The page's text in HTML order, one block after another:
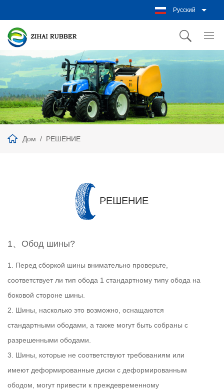
Русский
Дом РЕШЕНИЕ
РЕШЕНИЕ
1、Обод шины?
1. Перед сборкой шины внимательно проверьте,
соответствует ли тип обода 1 стандартному типу обода на
боковой стороне шины.
2. Шины, насколько это возможно, оснащаются
стандартными ободами, а также могут быть собраны с
разрешенными ободами.
3. Шины, которые не соответствуют требованиям или
имеют деформированные диски с деформированным
ободом, могут привести к преждевременному